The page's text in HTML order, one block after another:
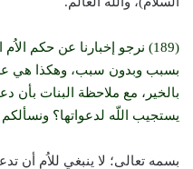
(189) نرجو إخبارنا عن حكم
بسبب وبدون سبب، وهكذا هي
بالخير، مع ملاحظة البنات بأن
يستجيب اللّه لدعواتها؟ ونسألكم
بسمه تعالى؛ لا ينبغي للاُم أن